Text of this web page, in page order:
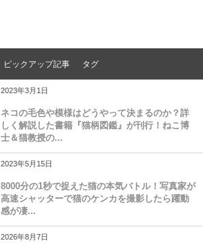
ピックアップ記事 タグ
2023年3月1日
ネコの毛色や模様はどうやって決まるのか？詳
しく解説した書籍『猫柄図鑑』が刊行！ねこ博
士＆猫教授の...
2023年5月15日
8000分の1秒で捉えた猫の本気バトル！写真家が
高速シャッターで猫のケンカを撮影したら躍動
感が凄...
2026年8月7日